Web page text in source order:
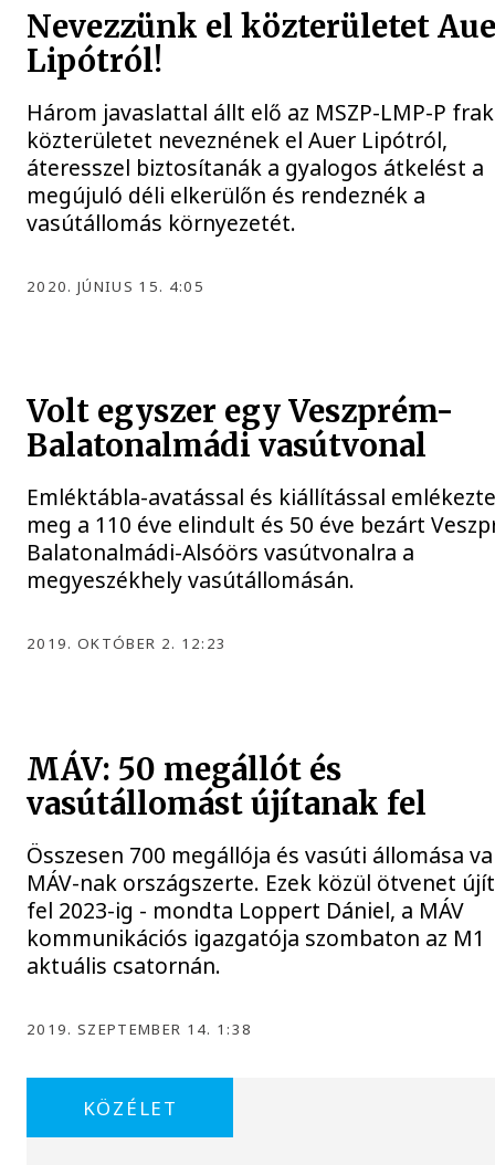
Nevezzünk el közterületet
Lipótról!
Három javaslattal állt elő az MSZP-LMP-P
közterületet neveznének el Auer Lipótról,
áteresszel biztosítanák a gyalogos átkelést a
megújuló déli elkerülőn és rendeznék a
vasútállomás környezetét.
2020. JÚNIUS 15. 4:05
Volt egyszer egy Veszprém-
Balatonalmádi vasútvonal
Emléktábla-avatással és kiállítással
meg a 110 éve elindult és 50 éve bezárt
Balatonalmádi-Alsóörs vasútvonalra a
megyeszékhely vasútállomásán.
2019. OKTÓBER 2. 12:23
MÁV: 50 megállót és
vasútállomást újítanak fel
Összesen 700 megállója és vasúti állomása
MÁV-nak országszerte. Ezek közül ötvenet
fel 2023-ig - mondta Loppert Dániel, a MÁV
kommunikációs igazgatója szombaton az M1
aktuális csatornán.
2019. SZEPTEMBER 14. 1:38
KÖZÉLET